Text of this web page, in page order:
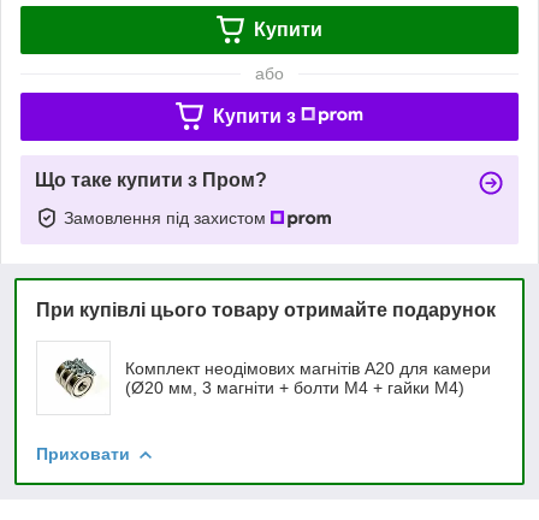
Купити
або
Купити з
Що таке купити з Пром?
Замовлення під захистом
При купівлі цього товару отримайте подарунок
Комплект неодімових магнітів А20 для камери
(Ø20 мм, 3 магніти + болти М4 + гайки М4)
Приховати